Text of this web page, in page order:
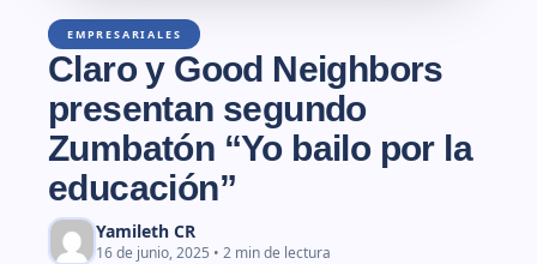
EMPRESARIALES
Claro y Good Neighbors
presentan segundo
Zumbatón “Yo bailo por la
educación”
Yamileth CR
16 de junio, 2025 • 2 min de lectura